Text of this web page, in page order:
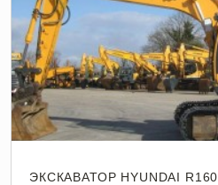
ЭКСКАВАТОР HYUNDAI R160